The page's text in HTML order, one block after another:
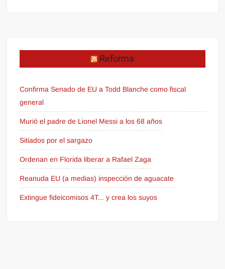
Reforma
Confirma Senado de EU a Todd Blanche como fiscal
general
Murió el padre de Lionel Messi a los 68 años
Sitiados por el sargazo
Ordenan en Florida liberar a Rafael Zaga
Reanuda EU (a medias) inspección de aguacate
Extingue fideicomisos 4T... y crea los suyos